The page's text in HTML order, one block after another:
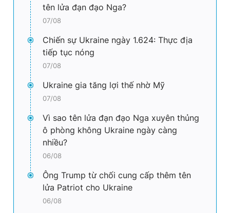
tên lửa đạn đạo Nga?
07/08
Chiến sự Ukraine ngày 1.624: Thực địa
tiếp tục nóng
07/08
Ukraine gia tăng lợi thế nhờ Mỹ
07/08
Vì sao tên lửa đạn đạo Nga xuyên thủng
ô phòng không Ukraine ngày càng
nhiều?
06/08
Ông Trump từ chối cung cấp thêm tên
lửa Patriot cho Ukraine
06/08